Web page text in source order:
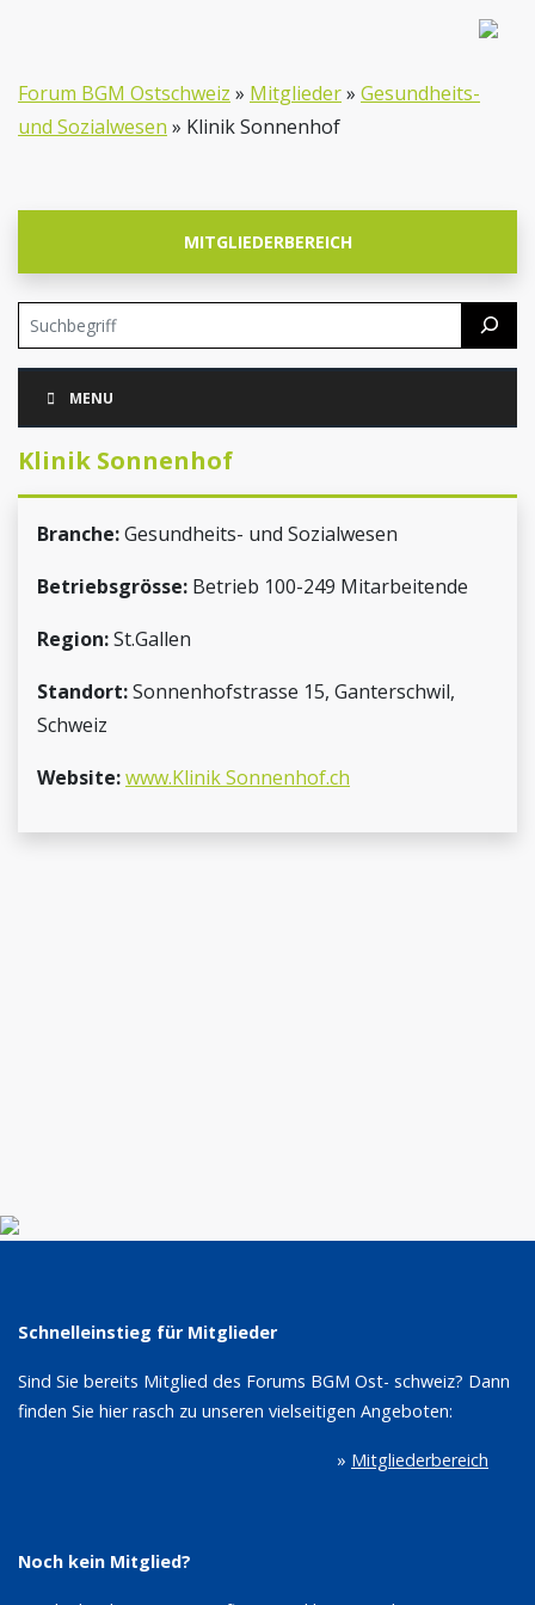
Forum BGM Ostschweiz » Mitglieder» Gesundheits-
und Sozialwesen » Klinik Sonnenhof
MITGLIEDERBEREICH
Suchen
Skip
MENU
Klinik Sonnenhof
Branche:Gesundheits- und Sozialwesen
Betriebsgrösse: Betrieb 100-249 Mitarbeitende
Region:St.Gallen
Standort:Sonnenhofstrasse 15, Ganterschwil,
Schweiz
Website:www.Klinik Sonnenhof.ch
Schnelleinstieg für Mitglieder
Sind Sie bereits Mitglied des Forums BGM Ost- schweiz? Dann
finden Sie hier rasch zu unseren vielseitigen Angeboten:
» Mitgliederbereich
Noch kein Mitglied?